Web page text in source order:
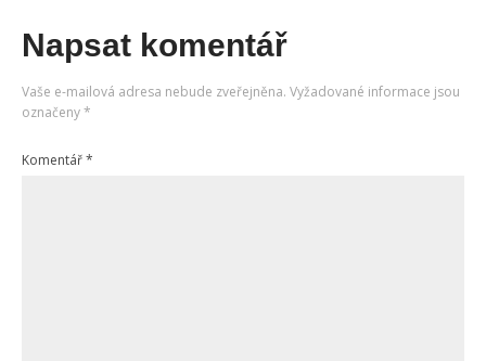
Napsat komentář
Vaše e-mailová adresa nebude zveřejněna. Vyžadované informace jsou
označeny*
Komentář*